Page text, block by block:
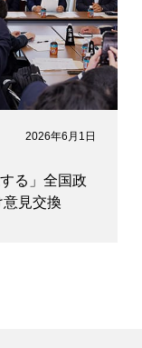
2026年6月1日
る」全国政
見交換